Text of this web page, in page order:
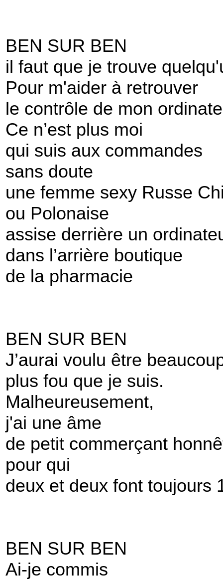
BEN SUR BEN
il faut que je trouve
Pour m'aider à retrouver
le contrôle de mon
Ce n’est plus moi
qui suis aux commandes
sans doute
une femme sexy Russe
ou Polonaise
assise derrière un
dans l’arrière boutique
de la pharmacie
BEN SUR BEN
J’aurai voulu être
plus fou que je suis.
Malheureusement,
j'ai une âme
de petit commerçant
pour qui
deux et deux font toujours
BEN SUR BEN
Ai-je commis